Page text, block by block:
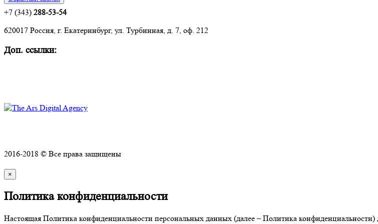
+7 (343) 288-53-54
620017 Россия, г. Екатеринбург, ул. Турбинная, д. 7, оф. 212
Доп. ссылки:
2016-2018 © Все права защищены
×
Политика конфиденциальности
Настоящая Политика конфиденциальности персональных данных (далее – Политика